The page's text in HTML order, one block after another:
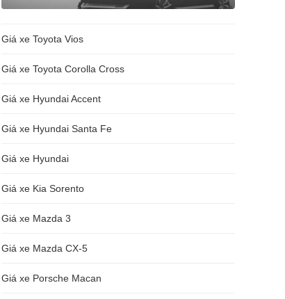
Giá xe Toyota Vios
Giá xe Toyota Corolla Cross
Giá xe Hyundai Accent
Giá xe Hyundai Santa Fe
Giá xe Hyundai
Giá xe Kia Sorento
Giá xe Mazda 3
Giá xe Mazda CX-5
Giá xe Porsche Macan